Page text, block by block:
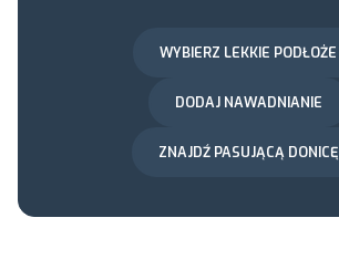
WYBIERZ LEKKIE PODŁOŻE
DODAJ NAWADNIANIE
ZNAJDŹ PASUJĄCĄ DONICĘ